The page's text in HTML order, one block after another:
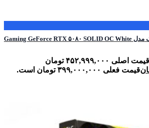
کارت گرافیک گیمینگ زوتک مدل Gaming GeForce RTX ۵۰۸۰ SOLID OC White
قیمت اصلی ۴۵۲,۹۹۹,۰۰۰ تومان
قیمت فعلی ۳۹۹,۰۰۰,۰۰۰ تومان است.